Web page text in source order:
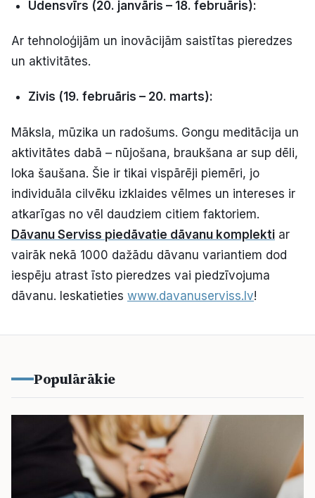
Ūdensvīrs (20. janvāris – 18. februāris):
Ar tehnoloģijām un inovācijām saistītas pieredzes
un aktivitātes.
Zivis (19. februāris – 20. marts):
Māksla, mūzika un radošums. Gongu meditācija un
aktivitātes dabā – nūjošana, braukšana ar sup dēli,
loka šaušana. Šie ir tikai vispārēji piemēri, jo
individuāla cilvēku izklaides vēlmes un intereses ir
atkarīgas no vēl daudziem citiem faktoriem.
Dāvanu Serviss piedāvatie dāvanu komplekti ar
vairāk nekā 1000 dažādu dāvanu variantiem dod
iespēju atrast īsto pieredzes vai piedzīvojuma
dāvanu. Ieskatieties www.davanuserviss.lv!
Populārākie